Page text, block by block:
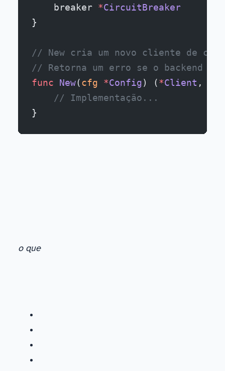
    breaker
*CircuitBreaker
}
// New cria um novo cliente de
// Retorna um erro se o backend
func New(cfg *Config) (*Client ,
    // Implementação...
}
o que